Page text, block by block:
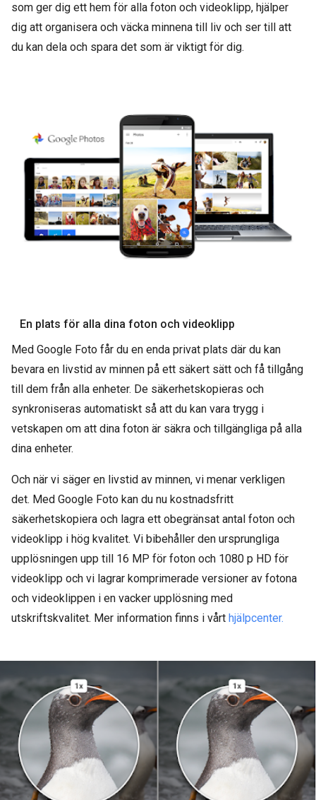
som ger dig ett hem för alla foton och videoklipp, hjälper
dig att organisera och väcka minnena till liv och ser till att
du kan dela och spara det som är viktigt för dig.
En plats för alla dina foton och videoklipp
Med Google Foto får du en enda privat plats där du kan
bevara en livstid av minnen på ett säkert sätt och få tillgång
till dem från alla enheter. De säkerhetskopieras och
synkroniseras automatiskt så att du kan vara trygg i
vetskapen om att dina foton är säkra och tillgängliga på alla
dina enheter.
Och när vi säger en livstid av minnen, vi menar verkligen
det. Med Google Foto kan du nu kostnadsfritt
säkerhetskopiera och lagra ett obegränsat antal foton och
videoklipp i hög kvalitet. Vi bibehåller den ursprungliga
upplösningen upp till 16 MP för foton och 1080 p HD för
videoklipp och vi lagrar komprimerade versioner av fotona
och videoklippen i en vacker upplösning med
utskriftskvalitet. Mer information finns i vårt hjälpcenter.